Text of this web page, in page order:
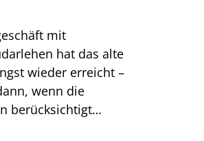
mit
hat das alte
wieder erreicht –
wenn die
berücksichtigt